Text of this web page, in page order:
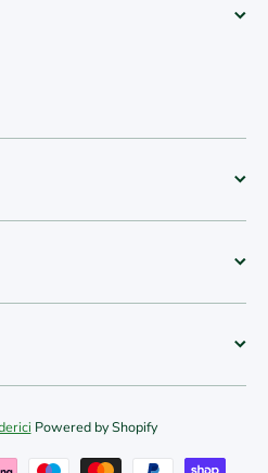
Powered by Shopify
Metodi di pagamento